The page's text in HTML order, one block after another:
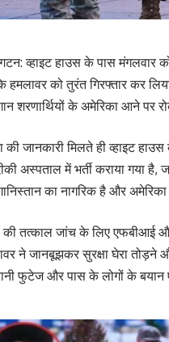
व्हाइट हाउस के पास मंगलवार
हमलावर को तुरंत गिरफ्तार कर
शरणार्थियों के अमेरिका आने पर
की जानकारी मिलते ही व्हाइट
अस्पताल में भर्ती कराया गया है,
का नागरिक है और
तत्काल जांच के लिए एफबीआई
ने जानबूझकर सुरक्षा घेरा
फुटेज और पास के लोगों के